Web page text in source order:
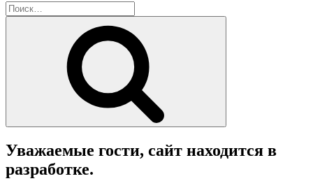
Искать:
Уважаемые гости, сайт находится в
разработке.